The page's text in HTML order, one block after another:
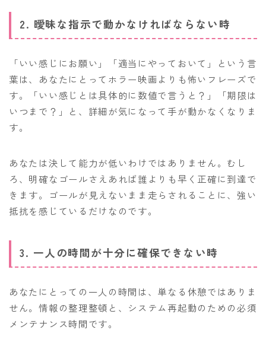
2. 曖昧な指示で動かなければならない時
「いい感じにお願い」「適当にやっておいて」という言
葉は、あなたにとってホラー映画よりも怖いフレーズで
す。「いい感じとは具体的に数値で言うと？」「期限は
いつまで？」と、詳細が気になって手が動かなくなりま
す。
あなたは決して能力が低いわけではありません。むし
ろ、明確なゴールさえあれば誰よりも早く正確に到達で
きます。ゴールが見えないまま走らされることに、強い
抵抗を感じているだけなのです。
3. 一人の時間が十分に確保できない時
あなたにとっての一人の時間は、単なる休憩ではありま
せん。情報の整理整頓と、システム再起動のための必須
メンテナンス時間です。